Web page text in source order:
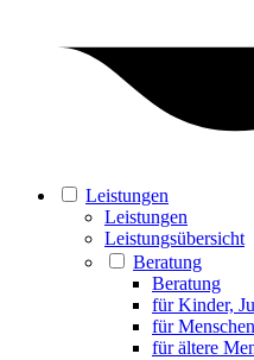
Leistungen
Leistungen
Leistungsübersicht
Beratung
Beratung
für Kinder,
für
für ältere